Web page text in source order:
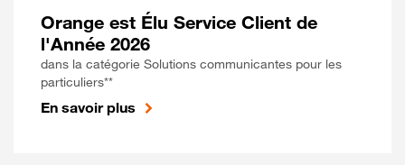
Orange est Élu Service Client de
l'Année 2026
dans la catégorie Solutions communicantes pour les
particuliers**
En savoir plus